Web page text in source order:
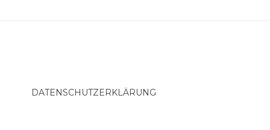
DATENSCHUTZERKLÄRUNG